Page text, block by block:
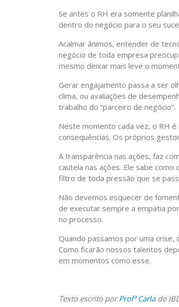
Se antes o RH era somente
dentro do negócio para o seu
Acalmar ânimos, entender de
negócio de toda empresa
mesmo deixar mais leve o
Gerar engajamento passa a ser
clima, ou avaliações de
trabalho do “parceiro de negócio”.
Neste momento cada vez, o RH
consequências. Os próprios
A transparência nas ações, faz
cautela nas ações. Ele sabe
filtro de toda pressão que se
Não devemos esquecer de
de executar sempre a empatia
no processo.
Quando passamos por uma
Como ficarão nossos talentos
em momentos como esse.
Texto escrito porProfª Carlado